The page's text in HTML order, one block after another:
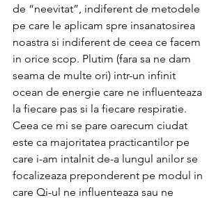
de “neevitat”, indiferent de metodele
pe care le aplicam spre insanatosirea
noastra si indiferent de ceea ce facem
in orice scop. Plutim (fara sa ne dam
seama de multe ori) intr-un infinit
ocean de energie care ne influenteaza
la fiecare pas si la fiecare respiratie.
Ceea ce mi se pare oarecum ciudat
este ca majoritatea practicantilor pe
care i-am intalnit de-a lungul anilor se
focalizeaza preponderent pe modul in
care Qi-ul ne influenteaza sau ne